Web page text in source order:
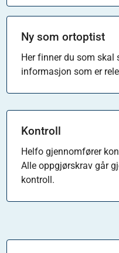
Ny som ortoptist
Her finner du som skal
informasjon som er
Kontroll
Helfo gjennomfører
Alle oppgjørskrav går
kontroll.